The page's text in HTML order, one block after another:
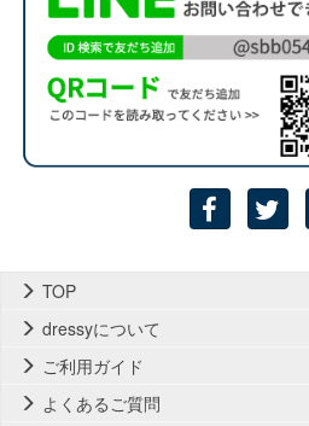
TOP
dressyについて
ご利用ガイド
よくあるご質問